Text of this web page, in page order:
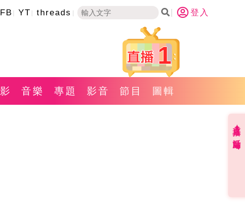
FB YT threads 登入
1
音樂 專題 影音 節目 圖輯
直播✦活動